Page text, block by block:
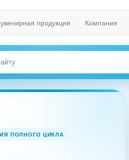
продукция Компания
ПОЛНОГО ЦИКЛА